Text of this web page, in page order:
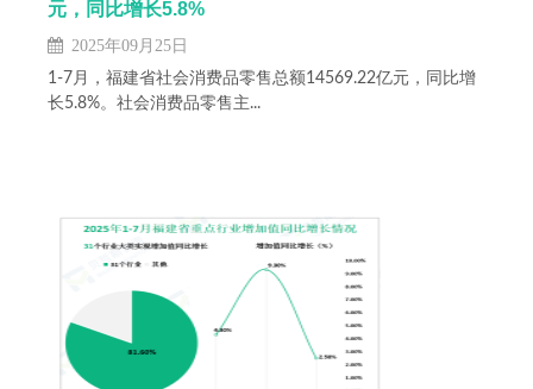
元，同比增长5.8%
2025年09月25日
1-7月，福建省社会消费品零售总额14569.22亿元，同比增
长5.8%。社会消费品零售主...